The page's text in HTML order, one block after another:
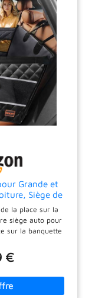
Grande et
Siège de
Fenêtre de
Lavable en
avec Tous
la place sur la
siège auto pour
sur la banquette
chien en voiture.
profonde et plus
l’expérience de
pratique : Le
€